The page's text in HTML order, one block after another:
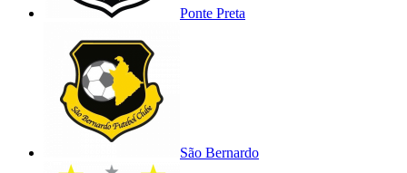
Ponte Preta
São Bernardo